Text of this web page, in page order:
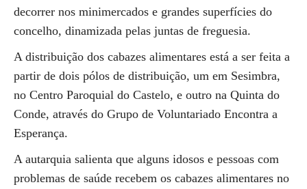
decorrer nos minimercados e grandes superfícies do
concelho, dinamizada pelas juntas de freguesia.
A distribuição dos cabazes alimentares está a ser feita a
partir de dois pólos de distribuição, um em Sesimbra,
no Centro Paroquial do Castelo, e outro na Quinta do
Conde, através do Grupo de Voluntariado Encontra a
Esperança.
A autarquia salienta que alguns idosos e pessoas com
problemas de saúde recebem os cabazes alimentares no